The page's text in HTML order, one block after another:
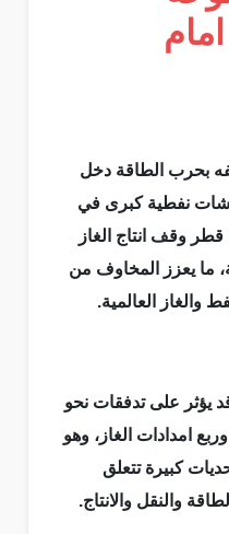
بحرب الطاقة دخل
نفطية كبرى في
وقف انتاج الغاز
ما يعزز المخاوف من
والغاز العالمية.
يؤثر على تدفقات نحو
امدادات الغاز، وهو
كبيرة تتعلق
والنقل والانتاج.